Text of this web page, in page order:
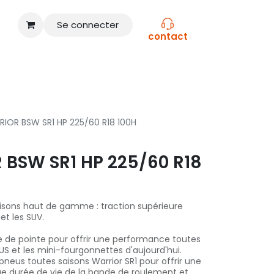
Se connecter
contact
BSW SR1 HP 225/60 R18 100H
BSW SR1 HP 225/60 R18
haut de gamme : traction supérieure
les SUV.
de pointe pour offrir une performance toutes
et les mini-fourgonnettes d'aujourd'hui.
toutes saisons Warrior SR1 pour offrir une